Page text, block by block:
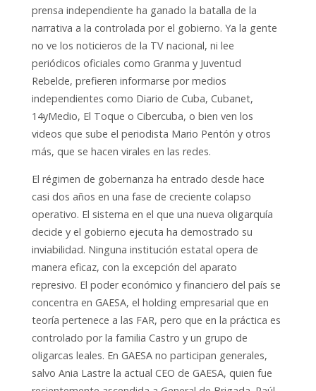
prensa independiente ha ganado la batalla de la
narrativa a la controlada por el gobierno. Ya la gente
no ve los noticieros de la TV nacional, ni lee
periódicos oficiales como Granma y Juventud
Rebelde, prefieren informarse por medios
independientes como Diario de Cuba, Cubanet,
14yMedio, El Toque o Cibercuba, o bien ven los
videos que sube el periodista Mario Pentón y otros
más, que se hacen virales en las redes.
El régimen de gobernanza ha entrado desde hace
casi dos años en una fase de creciente colapso
operativo. El sistema en el que una nueva oligarquía
decide y el gobierno ejecuta ha demostrado su
inviabilidad. Ninguna institución estatal opera de
manera eficaz, con la excepción del aparato
represivo. El poder económico y financiero del país se
concentra en GAESA, el holding empresarial que en
teoría pertenece a las FAR, pero que en la práctica es
controlado por la familia Castro y un grupo de
oligarcas leales. En GAESA no participan generales,
salvo Ania Lastre la actual CEO de GAESA, quien fue